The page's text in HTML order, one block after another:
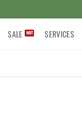
SALE SERVICES